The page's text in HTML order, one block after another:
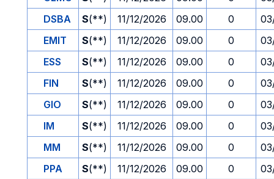
DSBA
S(**) 11/12/2026 09.00 0
EMIT
S(**) 11/12/2026 09.00 0
ESS
S(**) 11/12/2026 09.00 0
FIN
S(**) 11/12/2026 09.00 0
GIO
S(**) 11/12/2026 09.00 0
IM
S(**) 11/12/2026 09.00 0
MM
S(**) 11/12/2026 09.00 0
PPA
S(**) 11/12/2026 09.00 0